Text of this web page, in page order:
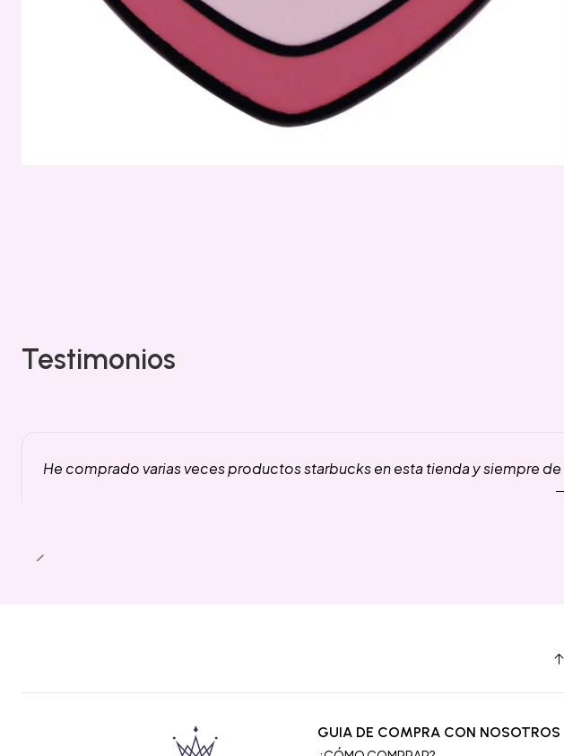
Testimonios
He comprado varias veces productos starbucks en esta tienda y siempre
GUIA DE COMPRA CON NOSOTROS